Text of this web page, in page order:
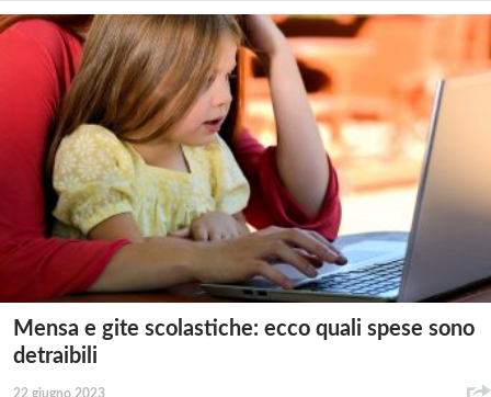
Mensa e gite scolastiche: ecco quali spese sono
detraibili
22 giugno 2023